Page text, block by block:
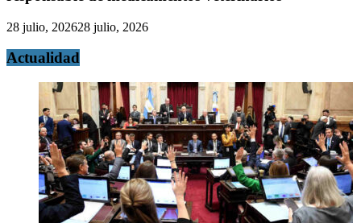
28 julio, 202628 julio, 2026
Actualidad